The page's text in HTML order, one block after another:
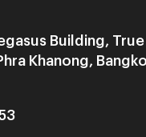
Building, True
Khanong,